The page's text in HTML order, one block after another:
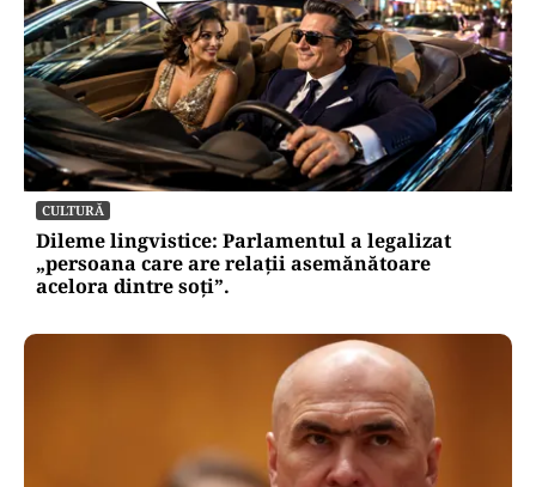
CULTURĂ
Dileme lingvistice: Parlamentul a legalizat
„persoana care are relații asemănătoare
acelora dintre soți”.